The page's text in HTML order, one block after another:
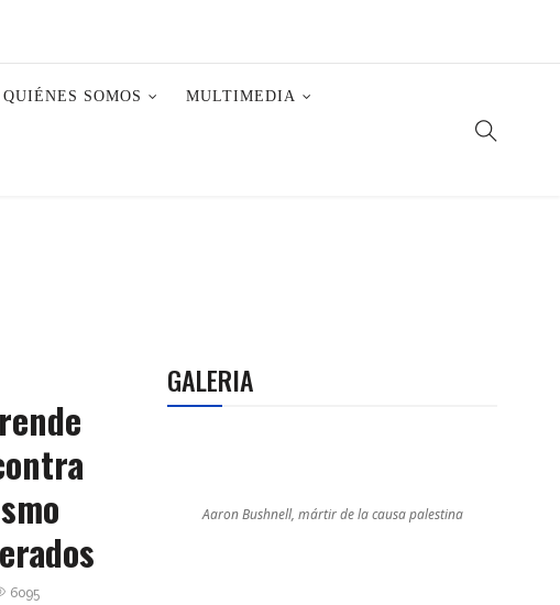
QUIÉNES SOMOS MULTIMEDIA
6095
GALERIA
Aaron Bushnell, mártir de la causa palestina